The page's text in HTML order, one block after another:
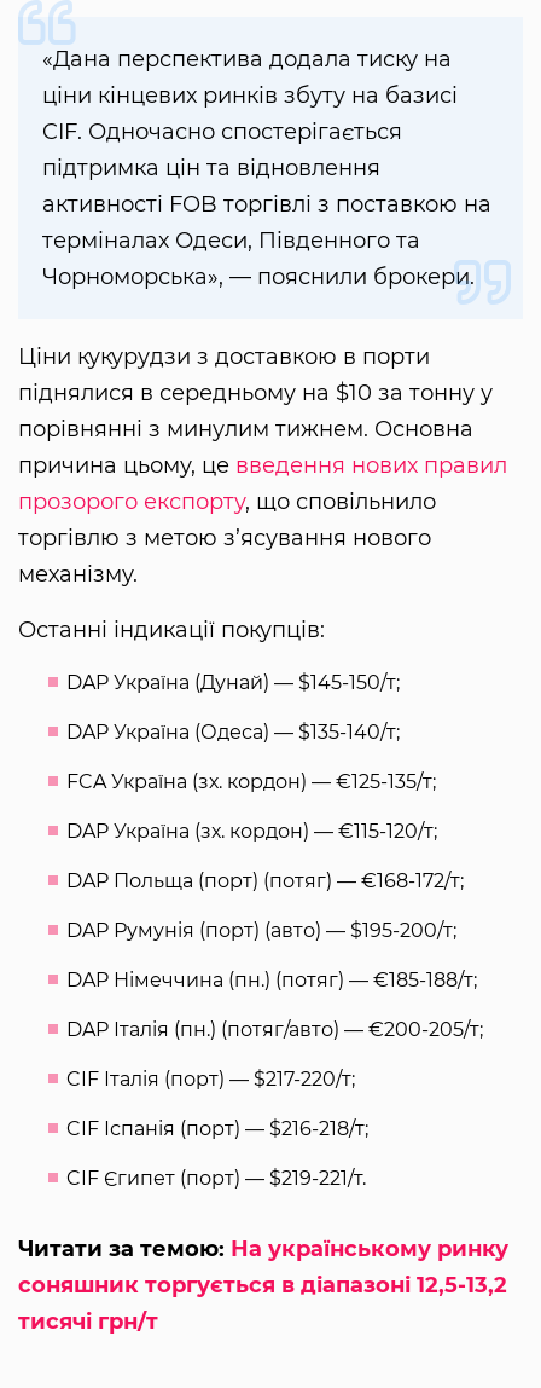
«Дана перспектива додала тиску на
ціни кінцевих ринків збуту на базисі
CIF. Одночасно спостерігається
підтримка цін та відновлення
активності FOB торгівлі з поставкою на
терміналах Одеси, Південного та
Чорноморська», — пояснили брокери.
Ціни кукурудзи з доставкою в порти
піднялися в середньому на $10 за тонну у
порівнянні з минулим тижнем. Основна
причина цьому, це введення нових правил
прозорого експорту, що сповільнило
торгівлю з метою з’ясування нового
механізму.
Останні індикації покупців:
DAP Україна (Дунай) — $145-150/т;
DAP Україна (Одеса) — $135-140/т;
FCA Україна (зх. кордон) — €125-135/т;
DAP Україна (зх. кордон) — €115-120/т;
DAP Польща (порт) (потяг) — €168-172/т;
DAP Румунія (порт) (авто) — $195-200/т;
DAP Німеччина (пн.) (потяг) — €185-188/т;
DAP Італія (пн.) (потяг/авто) — €200-205/т;
CIF Італія (порт) — $217-220/т;
CIF Іспанія (порт) — $216-218/т;
CIF Єгипет (порт) — $219-221/т.
Читати за темою: На українському ринку
соняшник торгується в діапазоні 12,5-13,2
тисячі грн/т